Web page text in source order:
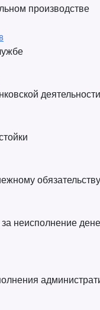
производстве
деятельности
обязательству
за неисполнение